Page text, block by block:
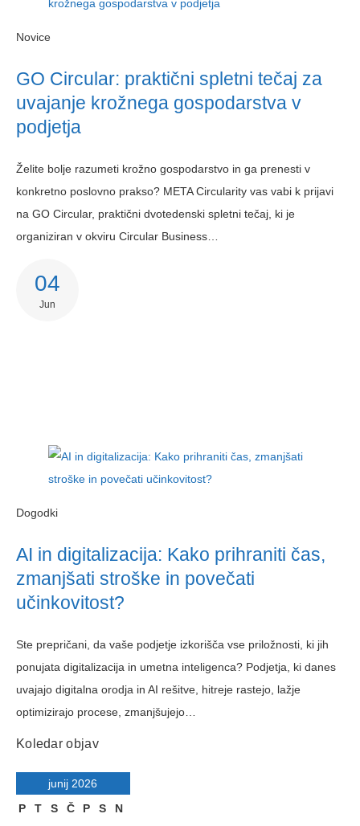
Novice
GO Circular: praktični spletni tečaj za
uvajanje krožnega gospodarstva v
podjetja
Želite bolje razumeti krožno gospodarstvo in ga prenesti v
konkretno poslovno prakso? META Circularity vas vabi k prijavi
na GO Circular, praktični dvotedenski spletni tečaj, ki je
organiziran v okviru Circular Business…
04
Jun
Dogodki
AI in digitalizacija: Kako prihraniti čas,
zmanjšati stroške in povečati
učinkovitost?
Ste prepričani, da vaše podjetje izkorišča vse priložnosti, ki jih
ponujata digitalizacija in umetna inteligenca? Podjetja, ki danes
uvajajo digitalna orodja in AI rešitve, hitreje rastejo, lažje
optimizirajo procese, zmanjšujejo…
Koledar objav
junij 2026
P
T S Č P S
N